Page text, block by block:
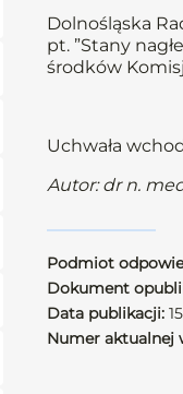
Dolnośląska
pt. ”Stany
środków
Uchwała
Autor: dr n.
Podmiot
Dokument
Data publikacji:
Numer aktualnej